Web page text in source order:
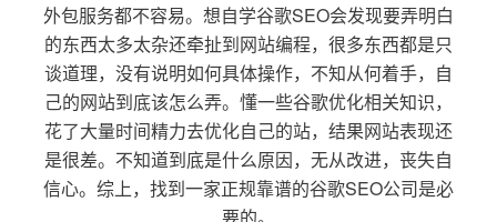
外包服务都不容易。想自学谷歌SEO会发现要弄明白
的东西太多太杂还牵扯到网站编程，很多东西都是只
谈道理，没有说明如何具体操作，不知从何着手，自
己的网站到底该怎么弄。懂一些谷歌优化相关知识，
花了大量时间精力去优化自己的站，结果网站表现还
是很差。不知道到底是什么原因，无从改进，丧失自
信心。综上，找到一家正规靠谱的谷歌SEO公司是必
要的。